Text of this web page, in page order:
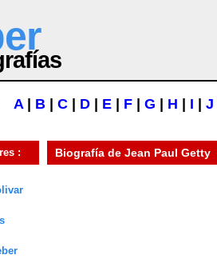
A| B C D E F G H I J
:
Biografía de Jean Paul Getty